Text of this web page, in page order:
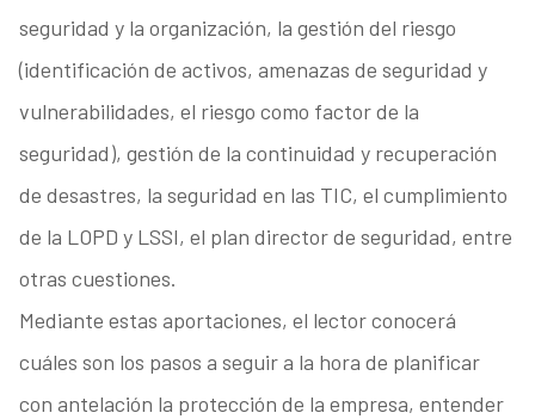
seguridad y la organización, la gestión del riesgo
(identificación de activos, amenazas de seguridad y
vulnerabilidades, el riesgo como factor de la
seguridad), gestión de la continuidad y recuperación
de desastres, la seguridad en las TIC, el cumplimiento
de la LOPD y LSSI, el plan director de seguridad, entre
otras cuestiones.
Mediante estas aportaciones, el lector conocerá
cuáles son los pasos a seguir a la hora de planificar
con antelación la protección de la empresa, entender